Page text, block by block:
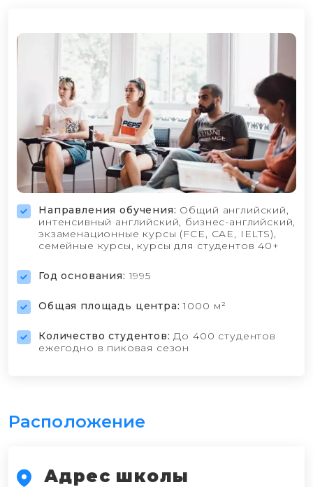
Направления обучения: Общий английский,
интенсивный английский, бизнес-английский,
экзаменационные курсы (FCE, CAE, IELTS),
семейные курсы, курсы для студентов 40+
Год основания: 1995
Общая площадь центра: 1000 м²
Количество студентов: До 400 студентов
ежегодно в пиковая сезон
Расположение
Адрес школы